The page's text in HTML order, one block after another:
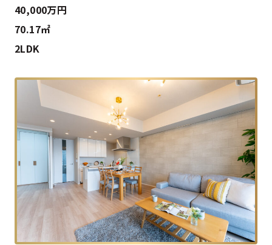
40,000万円
70.17㎡
2LDK